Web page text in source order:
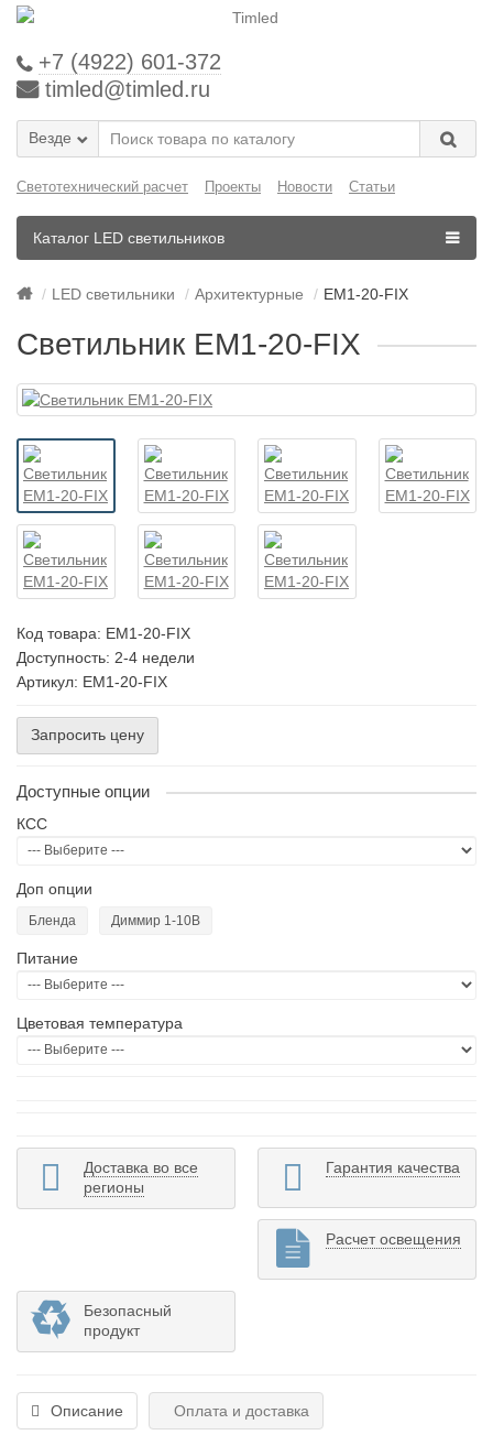
+7 (4922) 601-372
timled@timled.ru
Везде
Светотехнический расчет Проекты Новости Статьи
Каталог LED светильников
LED светильники Архитектурные EM1-20-FIX
Светильник EM1-20-FIX
Код товара: EM1-20-FIX
Доступность: 2-4 недели
Артикул: EM1-20-FIX
Запросить цену
Доступные опции
КСС
Доп опции
Бленда Диммир 1-10В
Питание
Цветовая температура
Доставка во все
регионы
Гарантия качества
Расчет освещения
Безопасный
продукт
Описание Оплата и доставка